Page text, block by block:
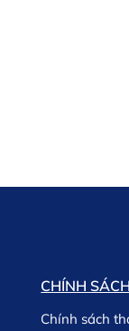
CHÍNH SÁCH
Chính sách